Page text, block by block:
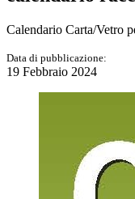
Calendario Carta/Vetro
Data di pubblicazione:
19 Febbraio 2024